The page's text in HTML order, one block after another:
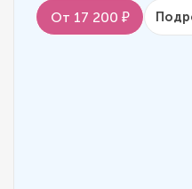
От 17 200 ₽